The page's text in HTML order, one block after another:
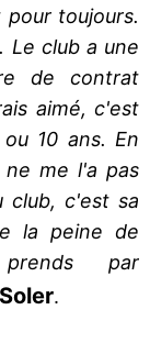
toujours.
Le club a une
de contrat
aimé, c'est
10 ans. En
ne me l'a pas
club, c'est sa
la peine de
par
Soler.